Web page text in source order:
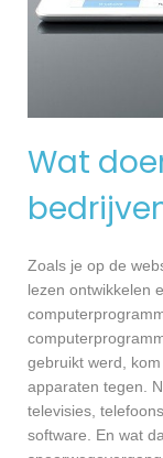
Wat
Zoals je op de
lezen ontwikkelen
gebruikt werd,
apparaten tegen.
televisies,
software. En wat